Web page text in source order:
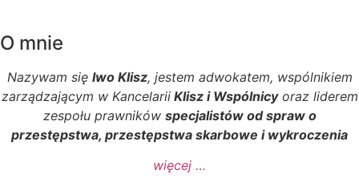
O mnie
Nazywam się Iwo Klisz, jestem adwokatem, wspólnikiem
zarządzającym w KancelariiKlisz i Wspólnicyoraz liderem
zespołu prawników specjalistów od spraw o
przestępstwa, przestępstwa skarbowe i wykroczenia
więcej …